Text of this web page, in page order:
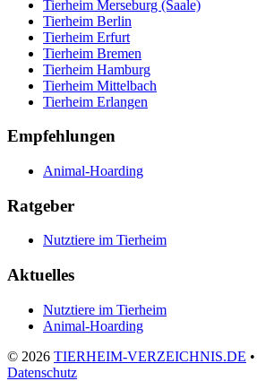
Tierheim Merseburg (Saale)
Tierheim Berlin
Tierheim Erfurt
Tierheim Bremen
Tierheim Hamburg
Tierheim Mittelbach
Tierheim Erlangen
Empfehlungen
Animal-Hoarding
Ratgeber
Nutztiere im Tierheim
Aktuelles
Nutztiere im Tierheim
Animal-Hoarding
© 2026 TIERHEIM-VERZEICHNIS.DE •
Datenschutz